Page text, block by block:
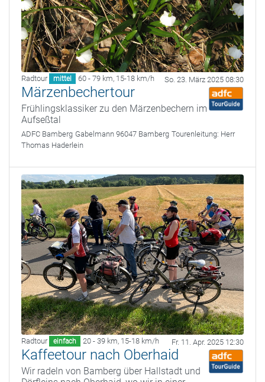
Radtour mittel 60 - 79 km, 15-18 km/h So. 23. März 2025 08:30
Märzenbechertour
Frühlingsklassiker zu den Märzenbechern im
Aufseßtal
ADFC Bamberg Gabelmann 96047 Bamberg Tourenleitung: Herr
Thomas Haderlein
Radtour einfach 20 - 39 km, 15-18 km/h Fr. 11. Apr. 2025 12:30
Kaffeetour nach Oberhaid
Wir radeln von Bamberg über Hallstadt und